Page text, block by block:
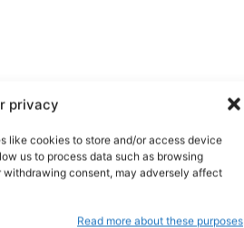
privacy
like cookies to store and/or access device
us to process data such as browsing
withdrawing consent, may adversely affect
Read more about these purposes